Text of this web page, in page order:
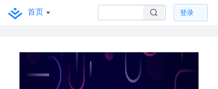
首页 登录